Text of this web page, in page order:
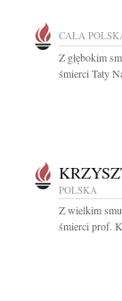
CAŁA
Z głębokim
śmierci Taty
POLSKA
Z wielkim
śmierci prof.